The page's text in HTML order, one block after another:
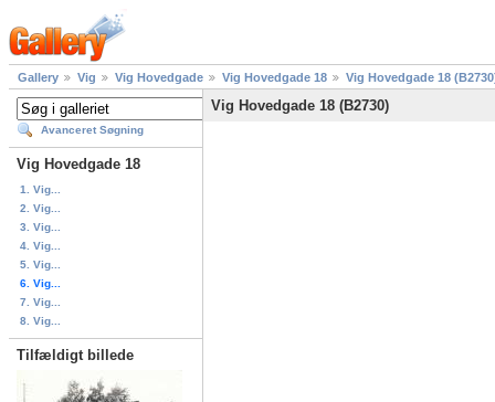
Gallery Vig Vig Hovedgade Vig Hovedgade 18 Vig Hovedgade 18
Avanceret Søgning
Vig Hovedgade 18
1. Vig...
2. Vig...
3. Vig...
4. Vig...
5. Vig...
6. Vig...
7. Vig...
8. Vig...
Tilfældigt billede
Vig Hovedgade 18 (B2730)